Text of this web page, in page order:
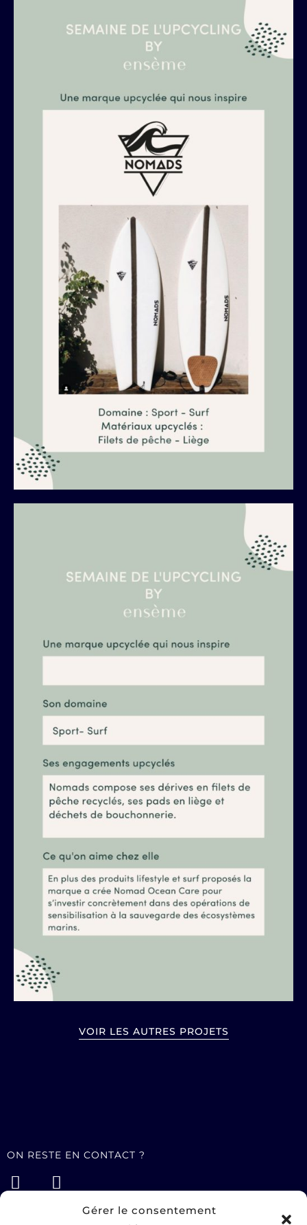
Gérer le consentement
VOIR LES AUTRES PROJETS
ON RESTE EN CONTACT ?